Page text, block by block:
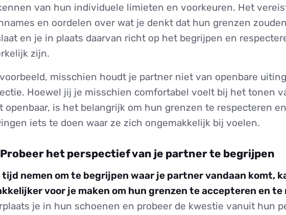
van hun individuele limieten en voorkeuren. Het
en oordelen over wat je denkt dat hun grenzen
en je in plaats daarvan richt op het begrijpen en
zijn.
misschien houdt je partner niet van openbare
Hoewel jij je misschien comfortabel voelt bij het tonen
openbaar, is het belangrijk om hun grenzen te respecteren
iets te doen waar ze zich ongemakkelijk bij voelen.
het perspectief van je partner te begrijpen
tijd nemen om te begrijpen waar je partner vandaan komt,
voor je maken om hun grenzen te accepteren en
je in hun schoenen en probeer de kwestie vanuit hun